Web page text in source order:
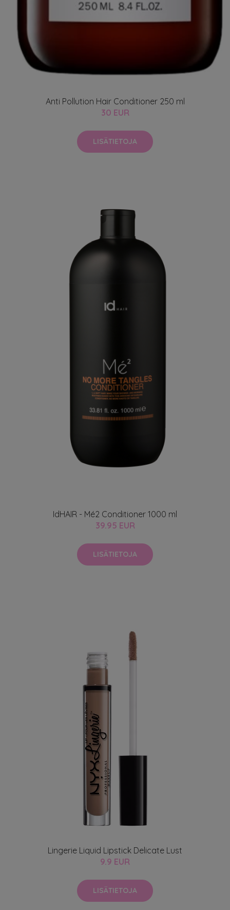
Anti Pollution Hair Conditioner 250 ml
30 EUR
LISÄTIETOJA
IdHAIR - Mé2 Conditioner 1000 ml
39.95 EUR
LISÄTIETOJA
Lingerie Liquid Lipstick Delicate Lust
9.9 EUR
LISÄTIETOJA